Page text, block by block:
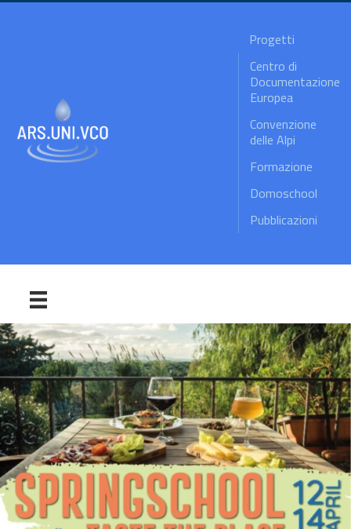
Progetti
Centro di
Documentazione
Europea
Convenzione
delle Alpi
Formazione
Domoschool
Pubblicazioni